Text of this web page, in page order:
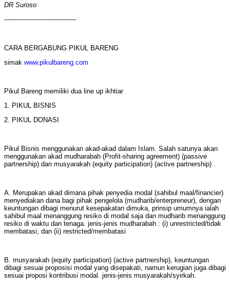
DR Suroso
-----------------------------------
CARA BERGABUNG PIKUL BARENG
simak www.pikulbareng.com
Pikul Bareng memiliki dua line up ikhtiar
1. PIKUL BISNIS
2. PIKUL DONASI
Pikul Bisnis menggunakan akad-akad dalam Islam. Salah satunya akan
menggunakan akad mudharabah (Profit-sharing agreement) (passive
partnership) dan musyarakah (equity participation) (active partnership) .
A. Merupakan akad dimana pihak penyedia modal (sahibul maal/financier)
menyediakan dana bagi pihak pengelola (mudharib/enterpreneur), dengan
keuntungan dibagi menurut kesepakatan dimuka, prinsip umumnya ialah
sahibul maal menanggung resiko di modal saja dan mudharib menanggung
resiko di waktu dan tenaga. jenis-jenis mudharabah : (i) unrestricted/tidak
membatasi; dan (ii) restricted/membatasi
B. musyarakah (equity participation) (active partnership), keuntungan
dibagi sesuai proposisi modal yang disepakati, namun kerugian juga dibagi
sesuai proposi kontribusi modal. jenis-jenis musyarakah/syirkah.